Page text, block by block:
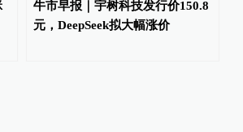
牛市早报｜宇树科技发行价150.8
元，DeepSeek拟大幅涨价